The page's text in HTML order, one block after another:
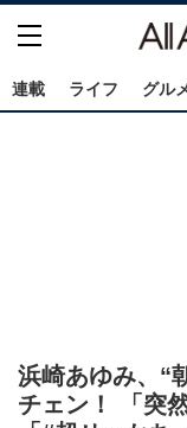
連載 ライフ グル
浜崎あゆみ、“
チェン！ 「突